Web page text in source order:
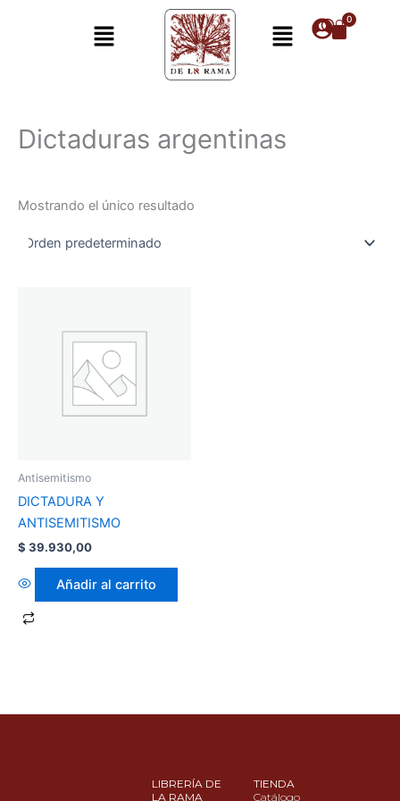
Menú Menú
Dictaduras argentinas
Mostrando el único resultado
Antisemitismo
DICTADURA Y
ANTISEMITISMO
$ 39.930,00
Añadir al carrito
LIBRERÍA DE
LA RAMA
TIENDA
Catálogo